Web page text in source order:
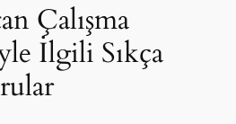
Çalışma
İlgili Sıkça